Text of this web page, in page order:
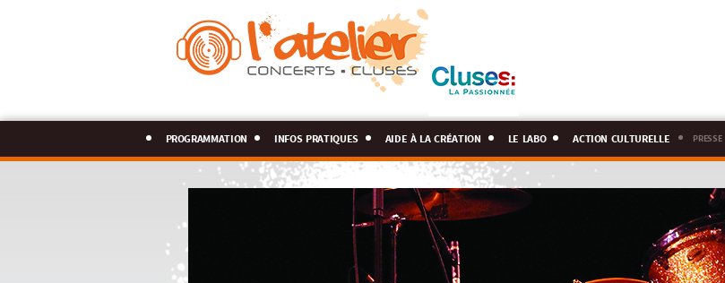
programmation infos pratiques aide à la création le labo action culturelle presse